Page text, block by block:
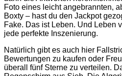
Foto eines leicht angebrannten,
Boxty – hast du den Jackpot
Fake. Das ist Leben. Und Leben
jede perfekte Inszenierung.
Natürlich gibt es auch hier
Bewertungen zu kaufen oder
überall fünf Sterne zu verteilen.